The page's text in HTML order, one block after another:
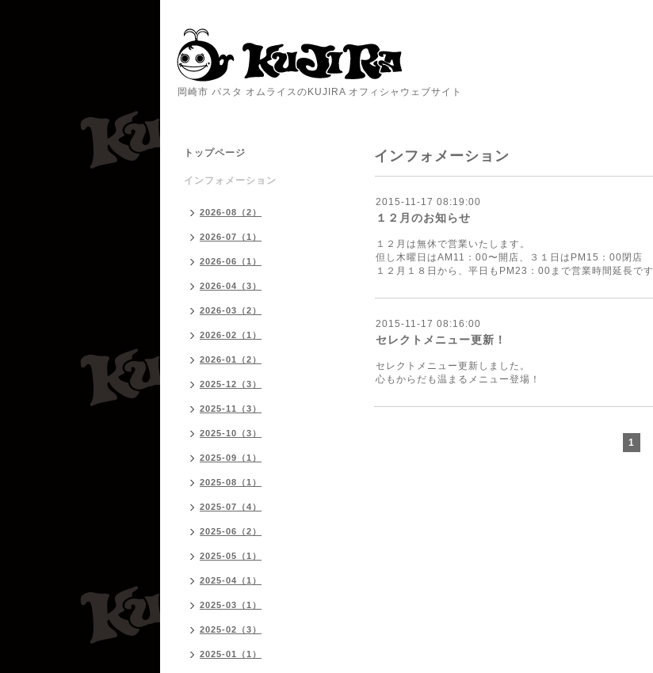
岡崎市 パスタ オムライスのKUJIRA オフィシャウェブサイト
インフォメーション
2015-11-17 08:19:00
１２月のお知らせ
１２月は無休で営業いたします。
但し木曜日はAM11：00〜開店、３１日はPM15：00閉店
１２月１８日から、平日もPM23：00まで営業時間延長です
2015-11-17 08:16:00
セレクトメニュー更新！
セレクトメニュー更新しました。
心もからだも温まるメニュー登場！
1
トップページ
インフォメーション
2026-08（2）
2026-07（1）
2026-06（1）
2026-04（3）
2026-03（2）
2026-02（1）
2026-01（2）
2025-12（3）
2025-11（3）
2025-10（3）
2025-09（1）
2025-08（1）
2025-07（4）
2025-06（2）
2025-05（1）
2025-04（1）
2025-03（1）
2025-02（3）
2025-01（1）